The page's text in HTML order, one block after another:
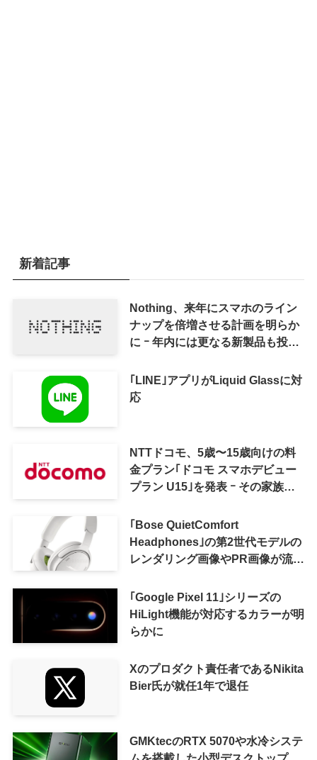
新着記事
Nothing、来年にスマホのライン
ナップを倍増させる計画を明らか
に ｰ 年内には更なる新製品も投入
｢LINE｣アプリがLiquid Glassに対
応
NTTドコモ、5歳〜15歳向けの料
金プラン｢ドコモ スマホデビュー
プラン U15｣を発表 ｰ その家族が
｢Bose QuietComfort
Headphones｣の第2世代モデルの
レンダリング画像やPR画像が流出
｢Google Pixel 11｣シリーズの
HiLight機能が対応するカラーが明
らかに
Xのプロダクト責任者であるNikita
Bier氏が就任1年で退任
GMKtecのRTX 5070や水冷システ